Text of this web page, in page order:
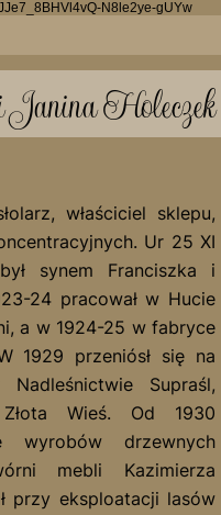
N8le2ye-gUYw
właściciel sklepu,
Ur 25 XI 1900
Franciszka i Marianny z
w Hucie Częstochowa na
Mebli Biurowych
na Białostocczyznę,
następnie w
zatrudniony był w fabryce
w wytwórni mebli
przy eksploatacji
W 1935 powrócił do
Janina Holeczek